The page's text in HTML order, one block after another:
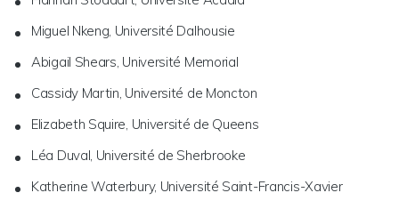
Miguel Nkeng, Université Dalhousie
Abigail Shears, Université Memorial
Cassidy Martin, Université de Moncton
Elizabeth Squire, Université de Queens
Léa Duval, Université de Sherbrooke
Katherine Waterbury, Université Saint-Francis-Xavier